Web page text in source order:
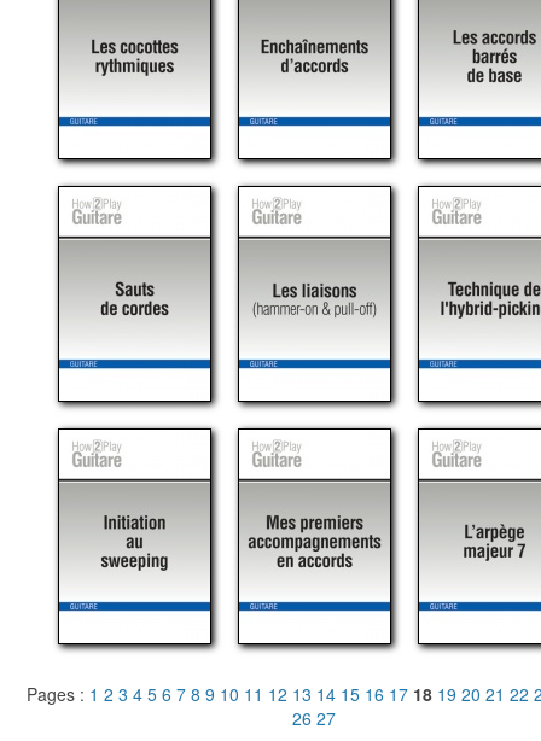
Pages : 1 2 3 4 5 6 7 8 9 10 11 12 13 14 15 16 17 18 19 20 21 22
26 27